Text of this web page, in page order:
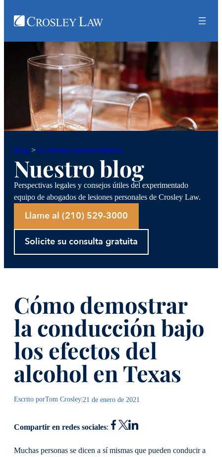
Blog >Accidentes automovilísticos
Nuestro blog
Perspectivas legales y consejos útiles del experimentado
equipo de abogados de lesiones personales de Crosley Law.
Llame al (210) 529-3000
Solicite su consulta gratuita
Cómo demostrar
la conducción bajo
los efectos del
alcohol en Texas
Escrito porTom Crosley|21 de enero de 2021
Compartir en redes sociales:
Muchas personas se dicen a sí mismas que pueden conducir a